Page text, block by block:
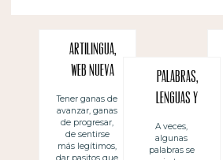
Artilingua,
web nueva
nuevecita…
Tener ganas de
avanzar, ganas
de progresar,
de sentirse
más legítimos,
Palabras,
lenguas y
traducciones
A veces,
algunas
palabras se